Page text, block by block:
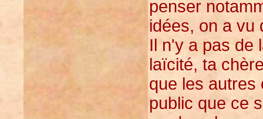
penser
idées, on a vu
Il n'y a pas de
laïcité, ta
que les autres
public que ce